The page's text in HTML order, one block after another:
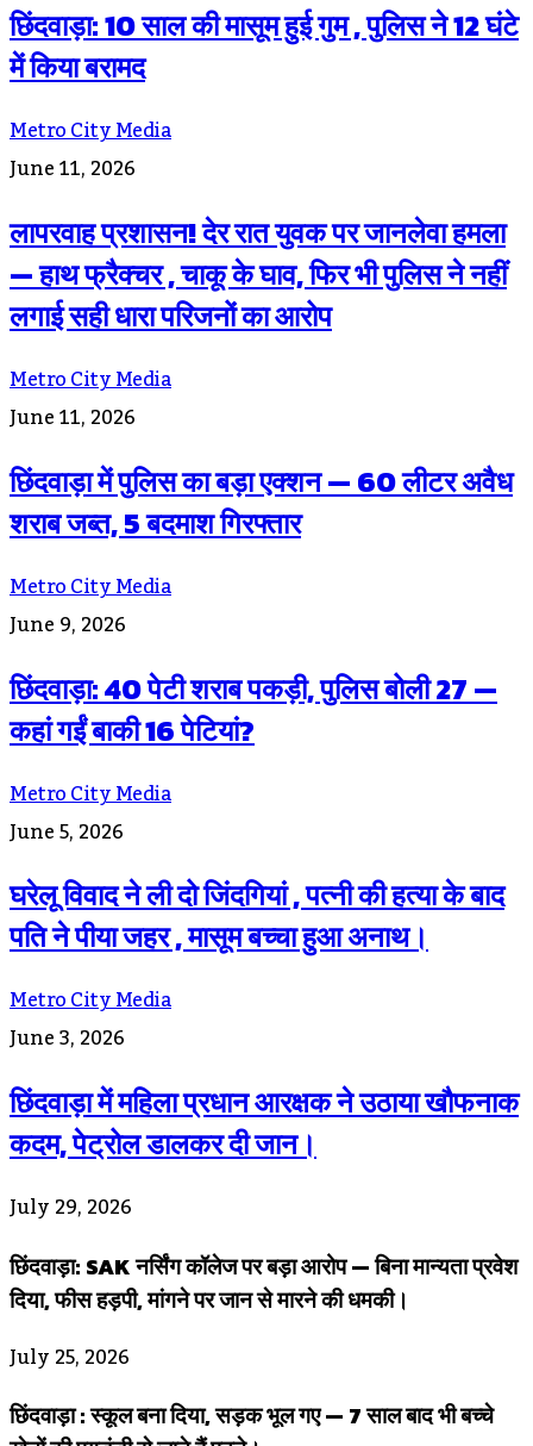
छिंदवाड़ा: 10 साल की मासूम हुई गुम , पुलिस ने 12 घंटे
में किया बरामद
Metro City Media
June 11, 2026
लापरवाह प्रशासन! देर रात युवक पर जानलेवा हमला
— हाथ फ्रैक्चर , चाकू के घाव, फिर भी पुलिस ने नहीं
लगाई सही धारा परिजनों का आरोप
Metro City Media
June 11, 2026
छिंदवाड़ा में पुलिस का बड़ा एक्शन — 60 लीटर अवैध
शराब जब्त, 5 बदमाश गिरफ्तार
Metro City Media
June 9, 2026
छिंदवाड़ा: 40 पेटी शराब पकड़ी, पुलिस बोली 27 —
कहां गईं बाकी 16 पेटियां?
Metro City Media
June 5, 2026
घरेलू विवाद ने ली दो जिंदगियां , पत्नी की हत्या के बाद
पति ने पीया जहर , मासूम बच्चा हुआ अनाथ।
Metro City Media
June 3, 2026
छिंदवाड़ा में महिला प्रधान आरक्षक ने उठाया खौफनाक
कदम, पेट्रोल डालकर दी जान।
July 29, 2026
छिंदवाड़ा: SAK नर्सिंग कॉलेज पर बड़ा आरोप — बिना मान्यता प्रवेश
दिया, फीस हड़पी, मांगने पर जान से मारने की धमकी।
July 25, 2026
छिंदवाड़ा : स्कूल बना दिया, सड़क भूल गए — 7 साल बाद भी बच्चे